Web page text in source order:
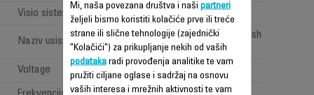
Visio sistem: "LED rasvjeta"
Naziv usisne glave
All types of floor brush
Voltage
Mi, naša povezana društva i naši partneri
željeli bismo koristiti kolačiće prve ili treće
strane ili slične tehnologije (zajednički
"Kolačići") za prikupljanje nekih od vaših
podatakaradi provođenja analitike te vam
pružiti ciljane oglase i sadržaj na osnovu
vaših interesa i mrežnih aktivnosti te vam